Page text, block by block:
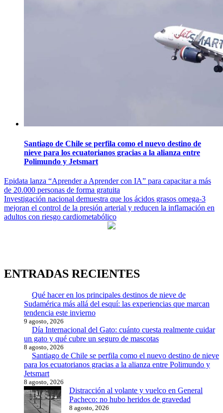
Santiago de Chile se perfila como el nuevo destino de
nieve para los ecuatorianos gracias a la alianza entre
Polimundo y Jetsmart
Navegación
de
entradas
Epidata lanza “Aprender a Aprender con IA” para capacitar a más
de 20.000 personas de forma gratuita
Investigación nacional demuestra que los ácidos grasos omega-3
mejoran el control de la presión arterial y reducen la inflamación en
adultos con riesgo cardiometabólico
ENTRADAS RECIENTES
Qué hacer en los principales destinos de nieve de
Sudamérica más allá del esquí: las experiencias que marcan
tendencia este invierno
9 agosto, 2026
Día Internacional del Gato: cuánto cuesta realmente cuidar
un gato y qué cubre un seguro de mascotas
8 agosto, 2026
Santiago de Chile se perfila como el nuevo destino de nieve
para los ecuatorianos gracias a la alianza entre Polimundo y
Jetsmart
8 agosto, 2026
Distracción al volante y vuelco en General
Pacheco: no hubo heridos de gravedad
8 agosto, 2026